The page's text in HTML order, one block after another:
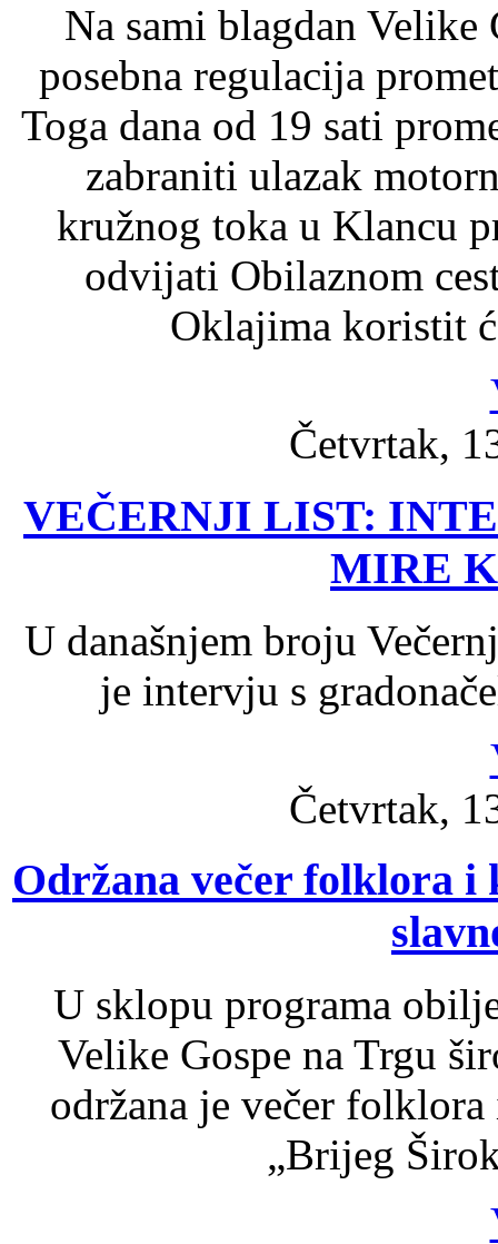
Na sami blagdan
posebna regulacija
Toga dana od 19 sati
zabraniti ulazak
kružnog toka u Klancu
odvijati Obilaznom
Oklajima koristit
Četvrtak,
VEČERNJI LIST:
MIRE
U današnjem broju
je intervju s
Četvrtak,
Održana večer folklora
U sklopu programa
Velike Gospe na Trgu
održana je večer
„Brijeg